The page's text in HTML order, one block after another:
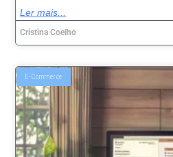
Ler mais...
Cristina Coelho
E-Commerce